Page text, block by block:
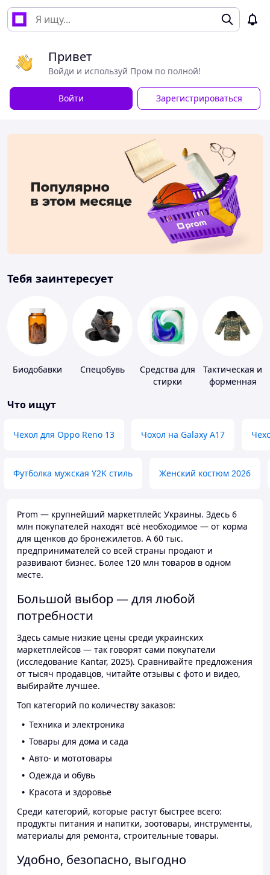
Привет
Войди и используй Пром по полной!
Войти Зарегистрироваться
Тебя заинтересует
Биодобавки Спецобувь
Средства для
стирки
Тактическая и
форменная
Что ищут
Чехол для Oppo Reno 13 Чохол на Galaxy A17
Футболка мужская Y2K стиль Женский костюм 2026
Prom — крупнейший маркетплейс Украины. Здесь 6
млн покупателей находят всё необходимое — от корма
для щенков до бронежилетов. А 60 тыс.
предпринимателей со всей страны продают и
развивают бизнес. Более 120 млн товаров в одном
месте.
Большой выбор — для любой
потребности
Здесь самые низкие цены среди украинских
маркетплейсов — так говорят сами покупатели
(исследование Kantar, 2025). Сравнивайте предложения
от тысяч продавцов, читайте отзывы с фото и видео,
выбирайте лучшее.
Топ категорий по количеству заказов:
Техника и электроника
Товары для дома и сада
Авто- и мототовары
Одежда и обувь
Красота и здоровье
Среди категорий, которые растут быстрее всего:
продукты питания и напитки, зоотовары, инструменты,
материалы для ремонта, строительные товары.
Удобно, безопасно, выгодно